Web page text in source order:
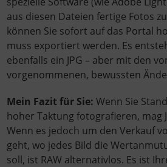
aus diesen Dateien fertige Fotos zu
können Sie sofort auf das Portal
muss exportiert werden. Es
ebenfalls ein JPG – aber mit den
vorgenommenen, bewussten
Mein Fazit für Sie: Wenn Sie
hoher Taktung fotografieren, mag
Wenn es jedoch um den Verkauf
geht, wo jedes Bild die
soll, ist RAW alternativlos. Es ist